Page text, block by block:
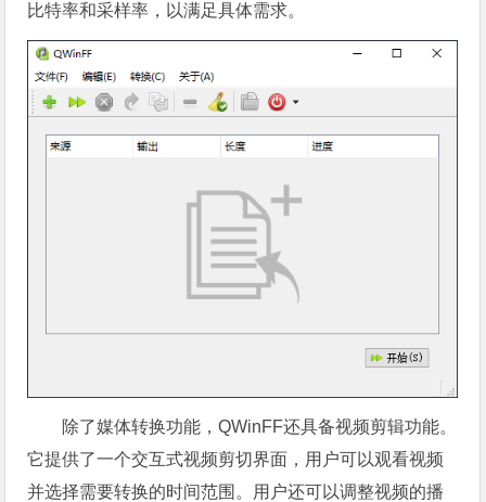
比特率和采样率，以满足具体需求。
除了媒体转换功能，QWinFF还具备视频剪辑功能。
它提供了一个交互式视频剪切界面，用户可以观看视频
并选择需要转换的时间范围。用户还可以调整视频的播